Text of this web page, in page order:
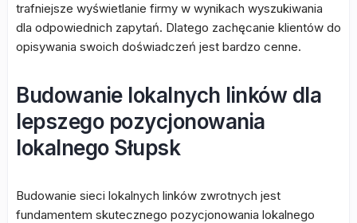
trafniejsze wyświetlanie firmy w wynikach wyszukiwania
dla odpowiednich zapytań. Dlatego zachęcanie klientów do
opisywania swoich doświadczeń jest bardzo cenne.
Budowanie lokalnych linków dla
lepszego pozycjonowania
lokalnego Słupsk
Budowanie sieci lokalnych linków zwrotnych jest
fundamentem skutecznego pozycjonowania lokalnego